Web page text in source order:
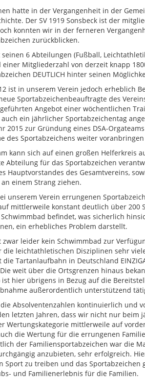
hatte in der Vergangenheit in der
Der SV 1919 Sonsbeck ist der
konnten wir in der ferneren
zurückblicken.
6 Abteilungen (Fußball,
einer Mitgliederzahl von derzeit knapp
DEUTLICH hinter seinen
ist in unserem Verein jedoch erheblich
Sportabzeichenbeauftragte des
Angebot einer wöchentlichen
ein jährlicher Sportabzeichentag
2015 zur Gründung eines DSA-
des Sportabzeichens weiter
kann sich auf einen großen Helferkreis
Abteilung für das Sportabzeichen
Hauptvorstandes des Gesamtvereins,
einem Strang ziehen.
unserem Verein errungenen
mittlerweile konstant deutlich über 200
befindet, was sicherlich
ein erhebliches Problem darstellt.
zwar leider kein Schwimmbad zur
die leichtathletischen Disziplinen sehr
Tartanlaufbahn in Deutschland
weit über die Ortsgrenzen hinaus
hier übrigens in Bezug auf die
außerordentlich unterstützend
Absolventenzahlen kontinuierlich und
letzten Jahren, dass wir nicht nur beim
Wertungskategorie mittlerweile auf
die Wertung für die errungenen
der Familiensportabzeichen war die
anzubieten, sehr erfolgreich.
Sport zu treiben und das Sportabzeichen
und Familienerlebnis für die Familien.